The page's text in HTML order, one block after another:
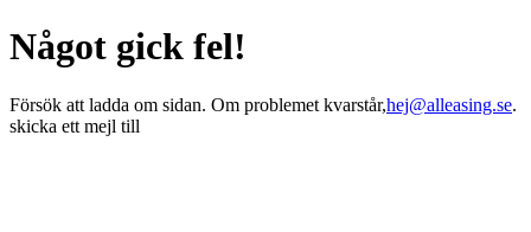
Något gick fel!
Försök att ladda om sidan. Om problemet kvarstår,hej@alleasing.se.
skicka ett mejl till